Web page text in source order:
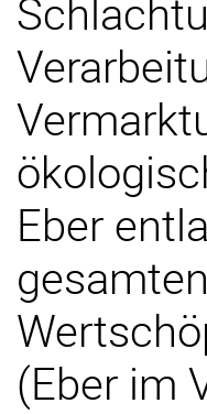
Andere Projekte
Eber
gesamten
(Eber im